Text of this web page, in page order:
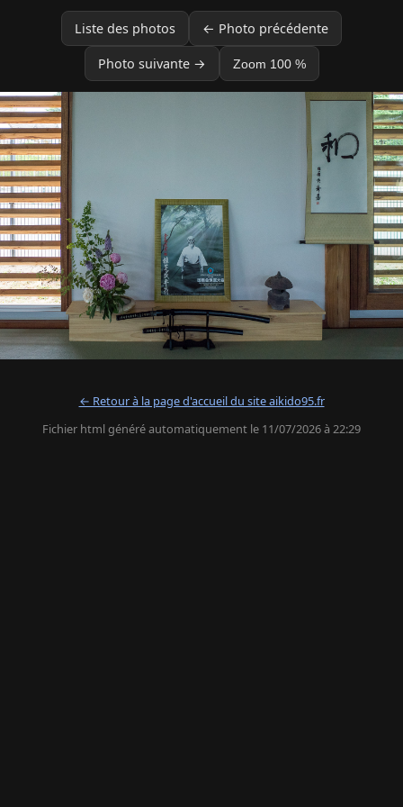
Liste des photos ← Photo précédente
Photo suivante → Zoom 100 %
← Retour à la page d'accueil du site aikido95.fr
Fichier html généré automatiquement le 11/07/2026 à 22:29